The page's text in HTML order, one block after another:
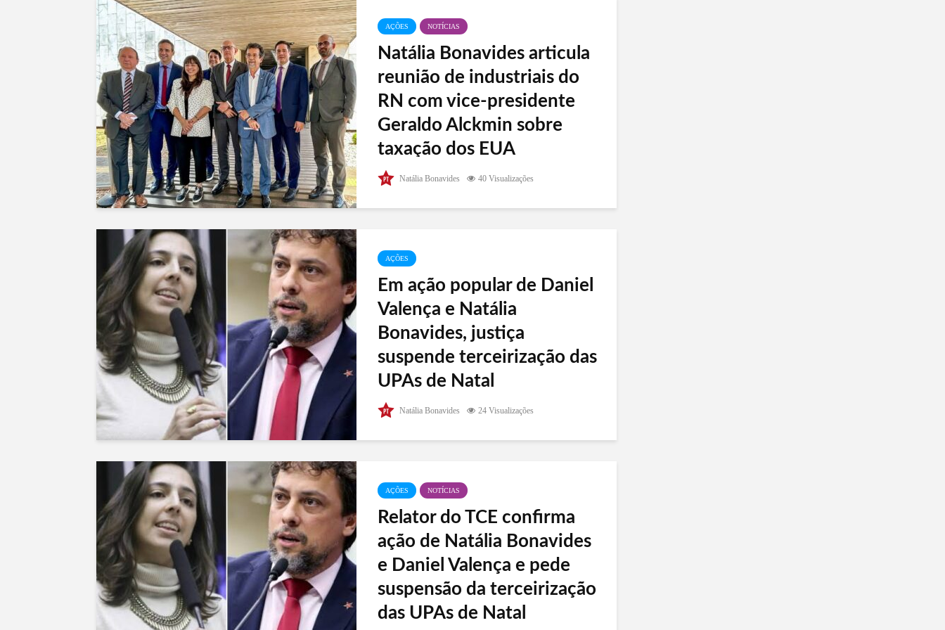
AÇÕES NOTÍCIAS
Natália Bonavides articula
reunião de industriais do
RN com vice-presidente
Geraldo Alckmin sobre
taxação dos EUA
Nesta quarta-feira (10), a deputada federal Natália
Bonavides (PT-RN) liderou uma reunião em
Natália Bonavides 40 Visualizações
AÇÕES
Em ação popular de Daniel
Valença e Natália
Bonavides, justiça
suspende terceirização das
UPAs de Natal
No início da tarde desta segunda-feira (8), a 6ª
Vara da Fazenda Pública suspende a terceirização
Natália Bonavides 24 Visualizações
AÇÕES NOTÍCIAS
Relator do TCE confirma
ação de Natália Bonavides
e Daniel Valença e pede
suspensão da terceirização
das UPAs de Natal